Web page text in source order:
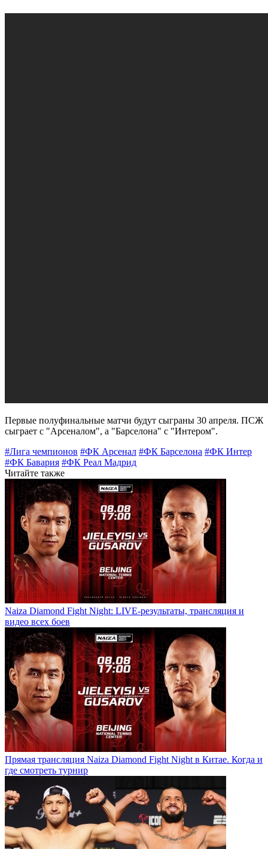
Первые полуфинальные матчи будут сыграны 30 апреля. ПСЖ
сыграет с "Арсеналом", а "Барселона" с "Интером".
#Лига чемпионов #ФК Арсенал #ФК Барселона #ФК Интер
#ФК Бавария #ФК Реал Мадрид
Читайте также
Naiza Diamond Fight Night: LIVE-результаты, трансляция и
видео всех боев
Прямая трансляция Naiza Diamond Fight Night в Китае. Когда и
где смотреть турнир